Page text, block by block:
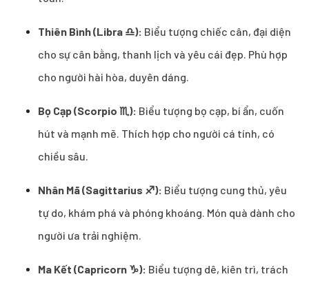
Thiên Bình (Libra ♎): Biểu tượng chiếc cân, đại diện
cho sự cân bằng, thanh lịch và yêu cái đẹp. Phù hợp
cho người hài hòa, duyên dáng.
Bọ Cạp (Scorpio ♏): Biểu tượng bọ cạp, bí ẩn, cuốn
hút và mạnh mẽ. Thích hợp cho người cá tính, có
chiều sâu.
Nhân Mã (Sagittarius ♐): Biểu tượng cung thủ, yêu
tự do, khám phá và phóng khoáng. Món quà dành cho
người ưa trải nghiệm.
Ma Kết (Capricorn ♑): Biểu tượng dê, kiên trì, trách